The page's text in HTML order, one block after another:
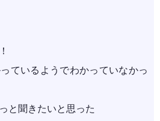
ているようでわかっていなかっ
と聞きたいと思った